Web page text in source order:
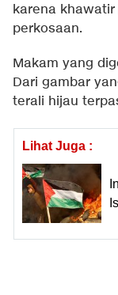
karena
perkosaan.
Makam yang
Dari gambar
terali hijau
Lihat Juga :